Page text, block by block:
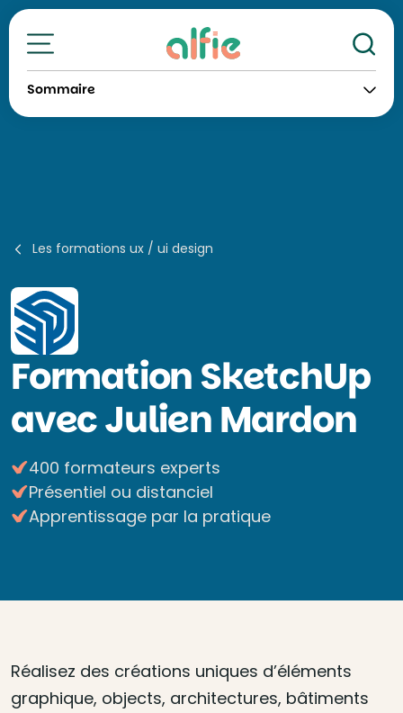
Toutes nos formations
Sommaire
Les formations ux / ui design
FormationSketchUp
avec Julien Mardon
400 formateurs experts
Présentiel ou distanciel
Apprentissage par la pratique
Réalisez des créations uniques d’éléments
graphique, objects, architectures, bâtiments